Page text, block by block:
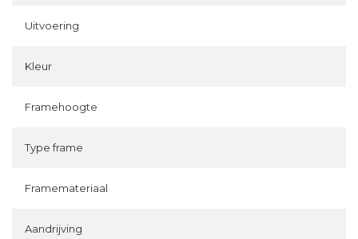
Uitvoering
Kleur
Framehoogte
Type frame
Framemateriaal
Aandrijving